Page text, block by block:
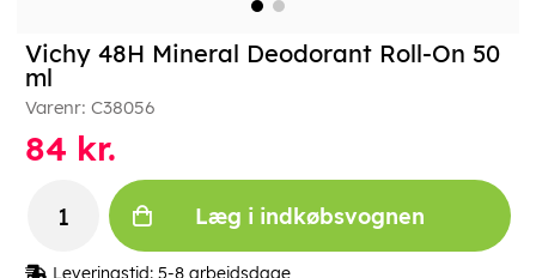
Vichy 48H Mineral Deodorant Roll-On 50
ml
Varenr: C38056
84 kr.
Læg i indkøbsvognen
Leveringstid: 5-8 arbejdsdage